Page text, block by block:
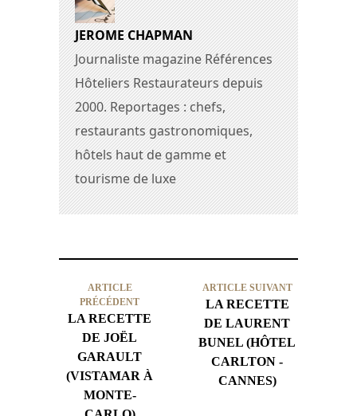
JEROME CHAPMAN
Journaliste magazine Références
Hôteliers Restaurateurs depuis
2000. Reportages : chefs,
restaurants gastronomiques,
hôtels haut de gamme et
tourisme de luxe
ARTICLE
PRÉCÉDENT
LA RECETTE
DE JOËL
GARAULT
(VISTAMAR À
MONTE-
ARTICLE SUIVANT
LA RECETTE
DE LAURENT
BUNEL (HÔTEL
CARLTON -
CANNES)